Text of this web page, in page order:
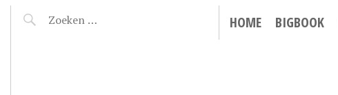
HOME BIGBOOK